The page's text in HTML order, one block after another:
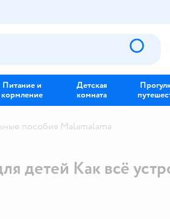
Питание и
кормление
Детская
комната
пособия Malamalama
детей Как всё